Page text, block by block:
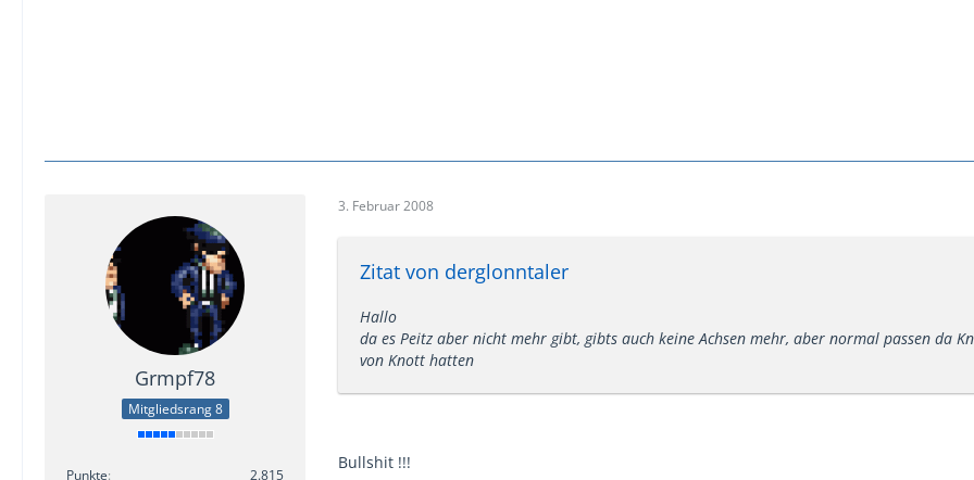
Grmpf78
Mitgliedsrang 8
Punkte
2.815
3. Februar 2008
Zitat von derglonntaler
Hallo
da es Peitz aber nicht mehr gibt, gibts auch keine Achsen mehr, aber normal passen da
von Knott hatten
Bullshit !!!